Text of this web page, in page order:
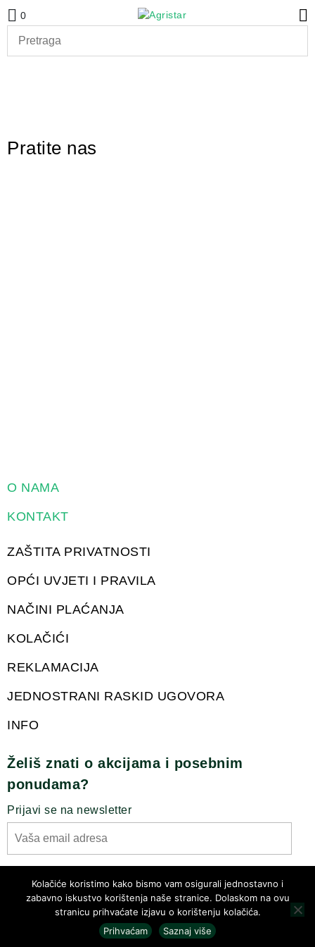
0
Pratite nas
O NAMA
KONTAKT
ZAŠTITA PRIVATNOSTI
OPĆI UVJETI I PRAVILA
NAČINI PLAĆANJA
KOLAČIĆI
REKLAMACIJA
JEDNOSTRANI RASKID UGOVORA
INFO
Želiš znati o akcijama i posebnim
ponudama?
Prijavi se na newsletter
Kolačiće koristimo kako bismo vam osigurali jednostavno i
zabavno iskustvo korištenja naše stranice. Dolaskom na ovu
stranicu prihvaćate izjavu o korištenju kolačića.
Prihvaćam
Saznaj više